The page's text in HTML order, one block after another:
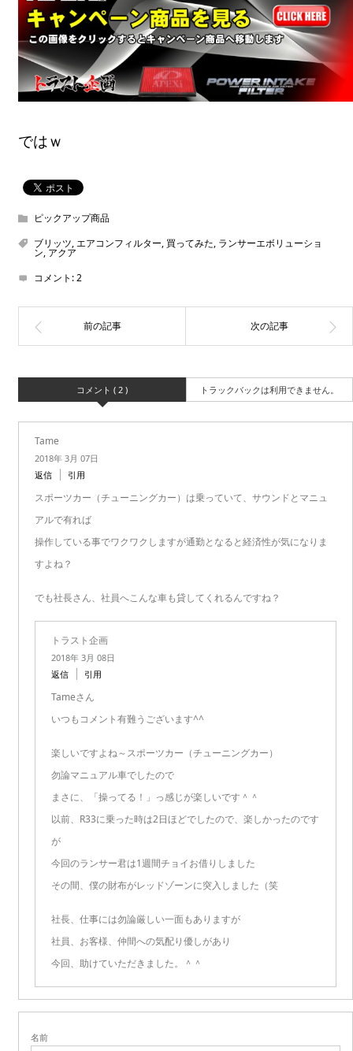
ではｗ
ピックアップ商品
ブリッツ,エアコンフィルター, 買ってみた, ランサーエボリューショ
ン,アクア
コメント:2
コメント ( 2 ) トラックバックは利用できません。
Tame
2018年 3月 07日
返信
引用
スポーツカー（チューニングカー）は乗っていて、サウンドとマニュ
アルで有れば
操作している事でワクワクしますが通勤となると経済性が気になりま
すよね？
でも社長さん、社員へこんな車も貸してくれるんですね？
トラスト企画
2018年 3月 08日
返信
引用
Tameさん
いつもコメント有難うございます^^
楽しいですよね～スポーツカー（チューニングカー）
勿論マニュアル車でしたので
まさに、「操ってる！」っ感じが楽しいです＾＾
以前、R33に乗った時は2日ほどでしたので、楽しかったのです
が
今回のランサー君は1週間チョイお借りしました
その間、僕の財布がレッドゾーンに突入しました（笑
社長、仕事には勿論厳しい一面もありますが
社員、お客様、仲間への気配り優しがあり
今回、助けていただきました。＾＾
名前